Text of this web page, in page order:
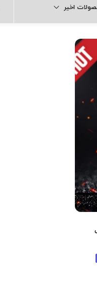
اخیر